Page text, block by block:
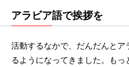
アラビア語で挨拶を
活動するなかで、だんだんと
るようになってきました。も